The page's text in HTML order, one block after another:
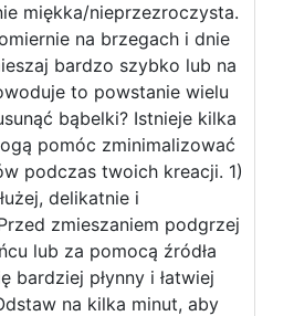
miękka/nieprzezroczysta.
na brzegach i dnie
bardzo szybko lub na
to powstanie wielu
bąbelki? Istnieje kilka
pomóc zminimalizować
podczas twoich kreacji. 1)
delikatnie i
zmieszaniem podgrzej
lub za pomocą źródła
bardziej płynny i łatwiej
na kilka minut, aby